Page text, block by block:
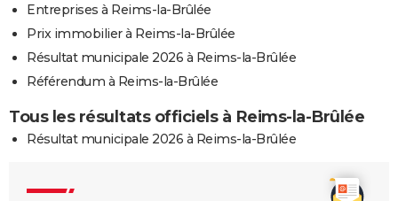
Entreprises à Reims-la-Brûlée
Prix immobilier à Reims-la-Brûlée
Résultat municipale 2026 à Reims-la-Brûlée
Référendum à Reims-la-Brûlée
Tous les résultats officiels à Reims-la-Brûlée
Résultat municipale 2026 à Reims-la-Brûlée